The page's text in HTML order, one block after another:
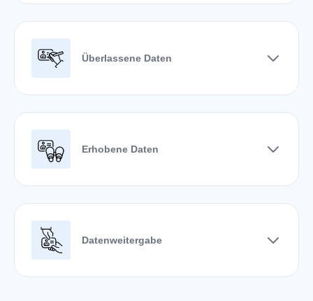
Überlassene Daten
Erhobene Daten
Datenweitergabe